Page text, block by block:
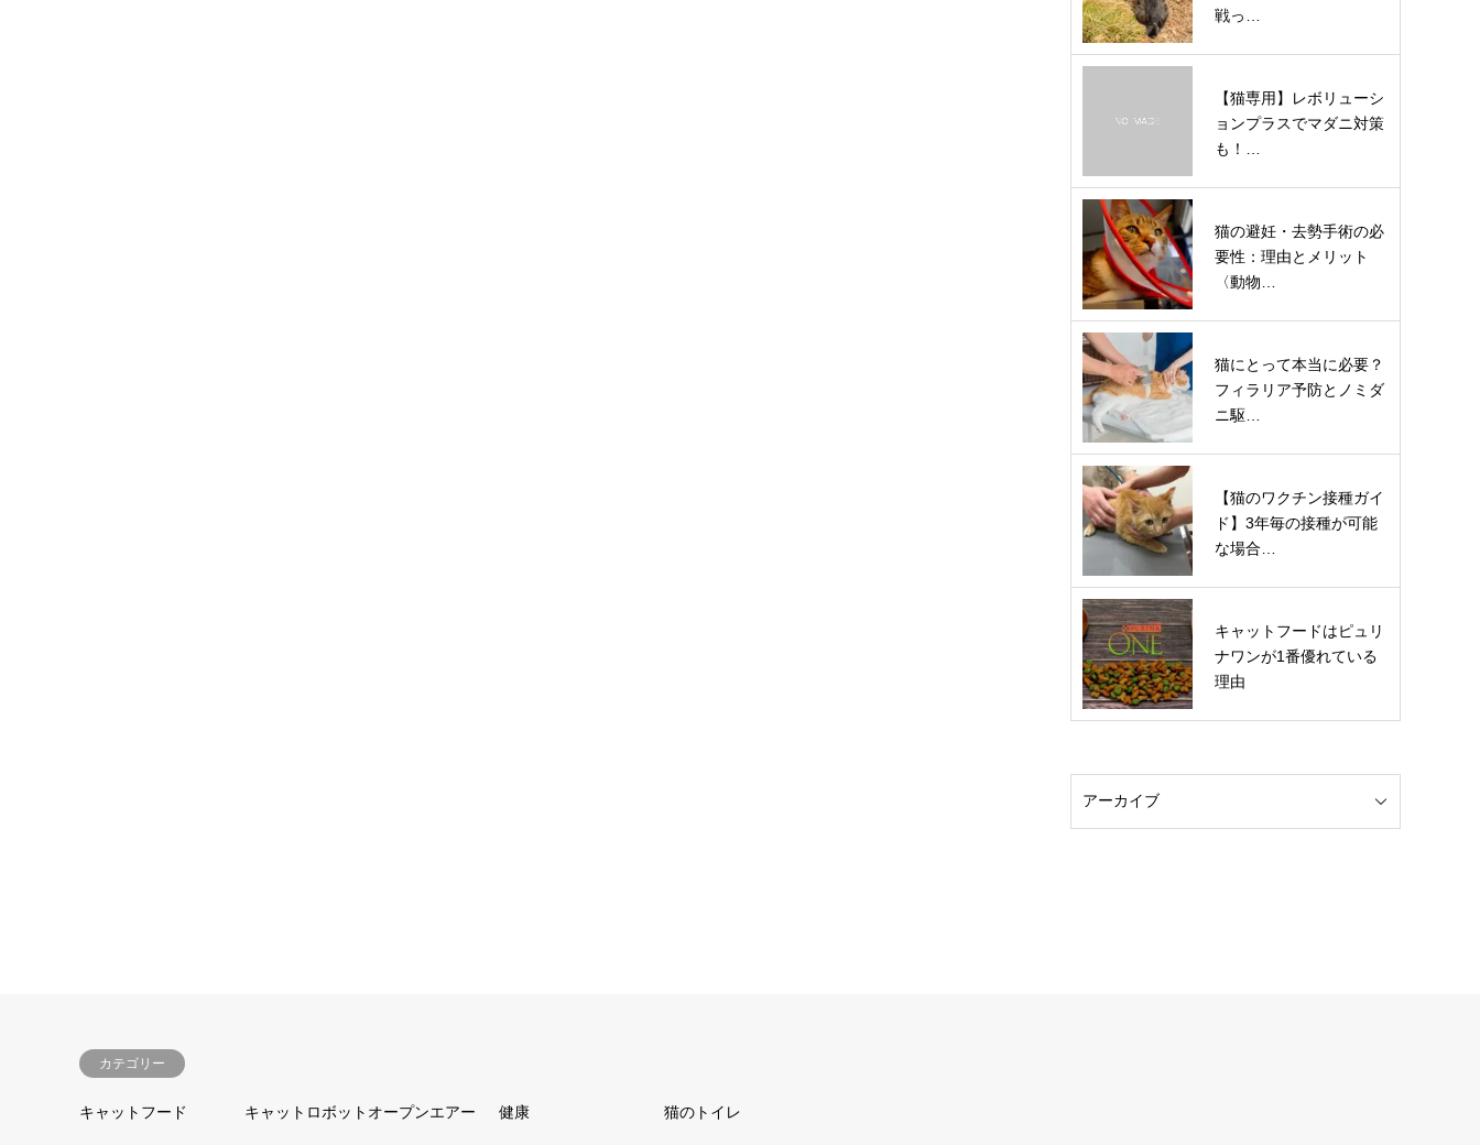
戦っ…
【猫専用】レボリューシ
ョンプラスでマダニ対策
も！…
猫の避妊・去勢手術の必
要性：理由とメリット
〈動物…
猫にとって本当に必要？
フィラリア予防とノミダ
ニ駆…
【猫のワクチン接種ガイ
ド】3年毎の接種が可能
な場合…
キャットフードはピュリ
ナワンが1番優れている
理由
カテゴリー
キャットフード キャットロボットオープンエアー 健康 猫のトイレ